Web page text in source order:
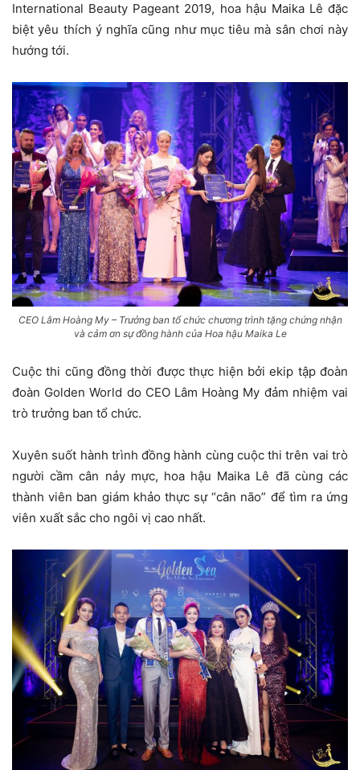
International Beauty Pageant 2019, hoa hậu Maika Lê đặc
biệt yêu thích ý nghĩa cũng như mục tiêu mà sân chơi này
hướng tới.
CEO Lâm Hoàng My – Trưởng ban tổ chức chương trình tặng chứng nhận
và cảm ơn sự đồng hành của Hoa hậu Maika Le
Cuộc thi cũng đồng thời được thực hiện bởi ekip tập đoàn
đoàn Golden World do CEO Lâm Hoàng My đảm nhiệm vai
trò trưởng ban tổ chức.
Xuyên suốt hành trình đồng hành cùng cuộc thi trên vai trò
người cầm cân nảy mực, hoa hậu Maika Lê đã cùng các
thành viên ban giám khảo thực sự “cân não” để tìm ra ứng
viên xuất sắc cho ngôi vị cao nhất.